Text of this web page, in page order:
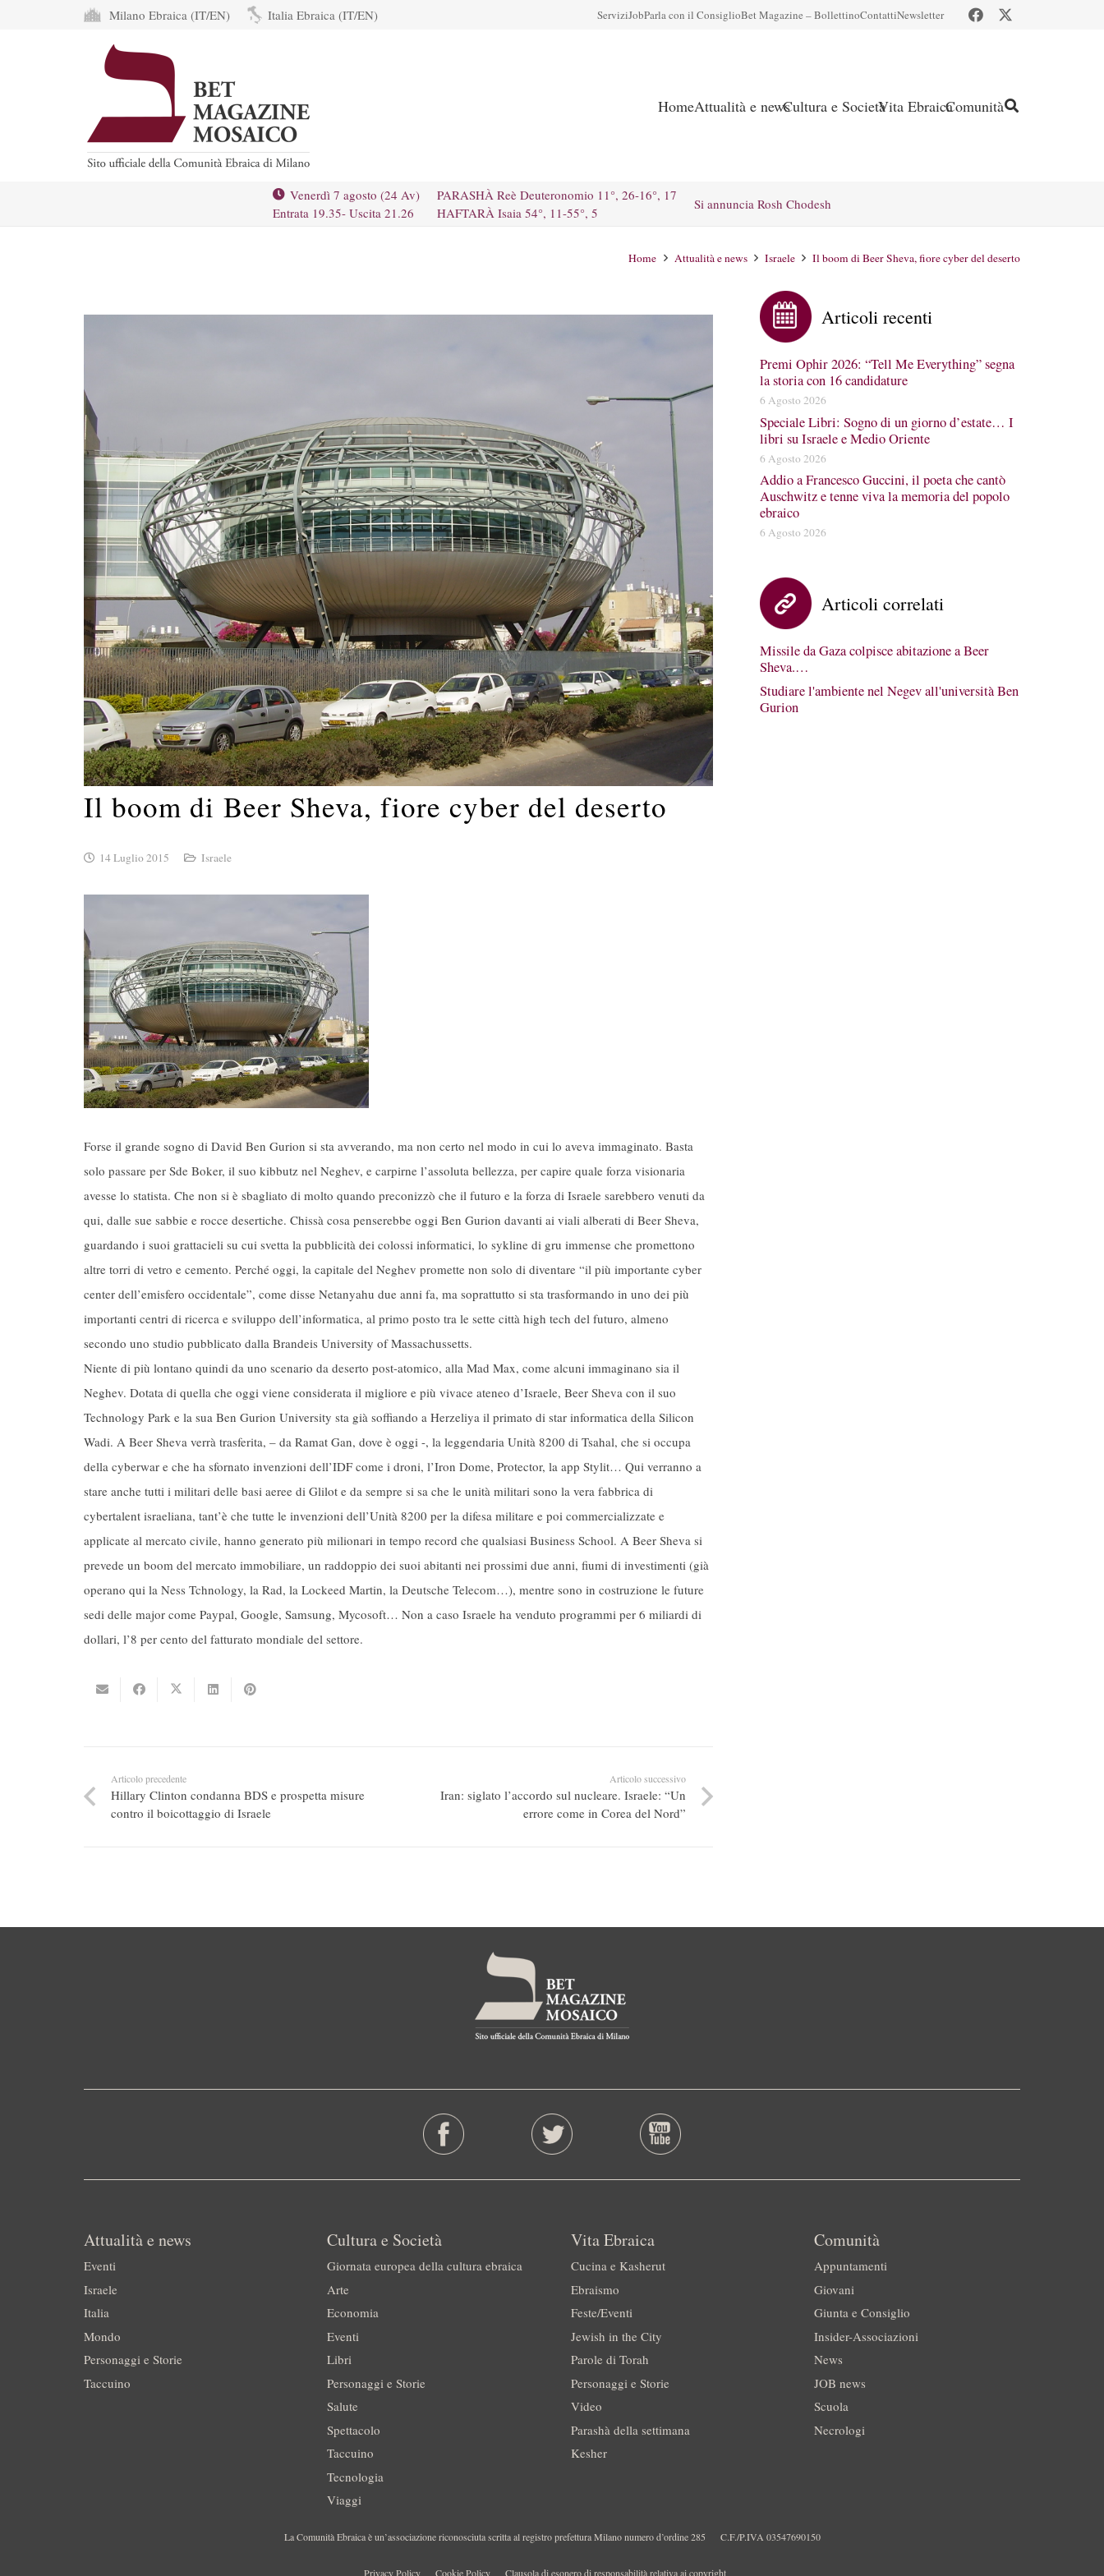
Milano Ebraica (IT/EN) Italia Ebraica (IT/EN) ServiziJobParla con il ConsiglioBet Magazine – BollettinoContattiNewsletter
HomeAttualità e newsCultura e SocietàVita EbraicaComunità
Venerdì 7 agosto (24 Av)
Entrata 19.35- Uscita 21.26
PARASHÀ Reè Deuteronomio 11°, 26-16°, 17
HAFTARÀ Isaia 54°, 11-55°, 5
Si annuncia Rosh Chodesh
Home Attualità e news Israele Il boom di Beer Sheva, fiore cyber del deserto
Il boom di Beer Sheva, fiore cyber del deserto
14 Luglio 2015 Israele
Forse il grande sogno di David Ben Gurion si sta avverando, ma non certo nel modo in cui lo aveva immaginato. Basta
solo passare per Sde Boker, il suo kibbutz nel Neghev, e carpirne l’assoluta bellezza, per capire quale forza visionaria
avesse lo statista. Che non si è sbagliato di molto quando preconizzò che il futuro e la forza di Israele sarebbero venuti da
qui, dalle sue sabbie e rocce desertiche. Chissà cosa penserebbe oggi Ben Gurion davanti ai viali alberati di Beer Sheva,
guardando i suoi grattacieli su cui svetta la pubblicità dei colossi informatici, lo sykline di gru immense che promettono
altre torri di vetro e cemento. Perché oggi, la capitale del Neghev promette non solo di diventare “il più importante cyber
center dell’emisfero occidentale”, come disse Netanyahu due anni fa, ma soprattutto si sta trasformando in uno dei più
importanti centri di ricerca e sviluppo dell’informatica, al primo posto tra le sette città high tech del futuro, almeno
secondo uno studio pubblicato dalla Brandeis University of Massachussetts.
Niente di più lontano quindi da uno scenario da deserto post-atomico, alla Mad Max, come alcuni immaginano sia il
Neghev. Dotata di quella che oggi viene considerata il migliore e più vivace ateneo d’Israele, Beer Sheva con il suo
Technology Park e la sua Ben Gurion University sta già soffiando a Herzeliya il primato di star informatica della Silicon
Wadi. A Beer Sheva verrà trasferita, – da Ramat Gan, dove è oggi -, la leggendaria Unità 8200 di Tsahal, che si occupa
della cyberwar e che ha sfornato invenzioni dell’IDF come i droni, l’Iron Dome, Protector, la app Stylit… Qui verranno a
stare anche tutti i militari delle basi aeree di Glilot e da sempre si sa che le unità militari sono la vera fabbrica di
cybertalent israeliana, tant’è che tutte le invenzioni dell’Unità 8200 per la difesa militare e poi commercializzate e
applicate al mercato civile, hanno generato più milionari in tempo record che qualsiasi Business School. A Beer Sheva si
prevede un boom del mercato immobiliare, un raddoppio dei suoi abitanti nei prossimi due anni, fiumi di investimenti (già
operano qui la Ness Tchnology, la Rad, la Lockeed Martin, la Deutsche Telecom…), mentre sono in costruzione le future
sedi delle major come Paypal, Google, Samsung, Mycosoft… Non a caso Israele ha venduto programmi per 6 miliardi di
dollari, l’8 per cento del fatturato mondiale del settore.
Articolo precedente
Hillary Clinton condanna BDS e prospetta misure
contro il boicottaggio di Israele
Articolo successivo
Iran: siglato l’accordo sul nucleare. Israele: “Un
errore come in Corea del Nord”
Articoli recenti
Premi Ophir 2026: “Tell Me Everything” segna
la storia con 16 candidature
6 Agosto 2026
Speciale Libri: Sogno di un giorno d’estate… I
libri su Israele e Medio Oriente
6 Agosto 2026
Addio a Francesco Guccini, il poeta che cantò
Auschwitz e tenne viva la memoria del popolo
ebraico
6 Agosto 2026
Articoli correlati
Missile da Gaza colpisce abitazione a Beer
Sheva.…
Studiare l'ambiente nel Negev all'università Ben
Gurion
Attualità e news
Eventi
Israele
Italia
Mondo
Personaggi e Storie
Taccuino
Cultura e Società
Giornata europea della cultura ebraica
Arte
Economia
Eventi
Libri
Personaggi e Storie
Salute
Spettacolo
Taccuino
Tecnologia
Viaggi
Vita Ebraica
Cucina e Kasherut
Ebraismo
Feste/Eventi
Jewish in the City
Parole di Torah
Personaggi e Storie
Video
Parashà della settimana
Kesher
Comunità
Appuntamenti
Giovani
Giunta e Consiglio
Insider-Associazioni
News
JOB news
Scuola
Necrologi
La Comunità Ebraica è un’associazione riconosciuta scritta al registro prefettura Milano numero d’ordine 285 C.F./P.IVA 03547690150
Privacy Policy Cookie Policy Clausola di esonero di responsabilità relativa ai copyright